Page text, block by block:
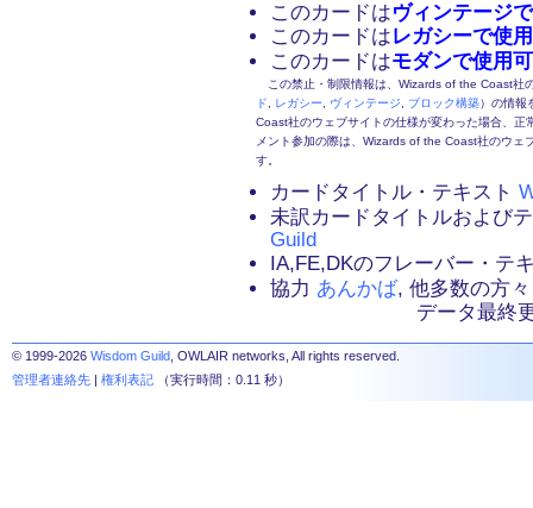
このカードはヴィンテージ
このカードはレガシーで使
このカードはモダンで使用
この禁止・制限情報は、Wizards of the Coast社
ド
レガシー ヴィンテージ ブロック構築）の情報
Coast社のウェブサイトの仕様が変わった場合、
メント参加の際は、Wizards of the Coast社のウェ
す。
カードタイトル・テキスト
未訳カードタイトルおよび
Guild
IA,FE,DKのフレーバー・テ
協力 あんかば, 他多数の方々
データ最終
© 1999-2026 Wisdom Guild , OWLAIR networks, All rights reserved.
管理者連絡先 | 権利表記 （実行時間：0.11 秒）